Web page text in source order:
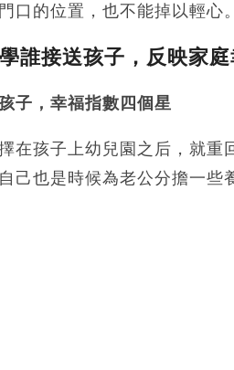
口的位置，也不能掉以輕心
誰接送孩子，反映家
子，幸福指數四個星
在孩子上幼兒園之后，就重
己也是時候為老公分擔一些